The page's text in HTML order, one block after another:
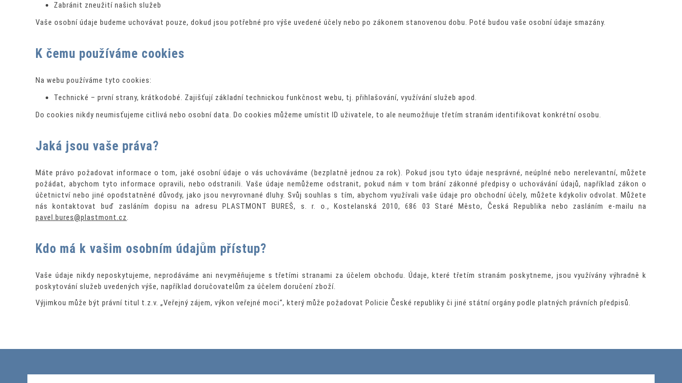
Zabránit zneužití našich služeb
Vaše osobní údaje budeme uchovávat pouze, dokud jsou potřebné pro výše uvedené účely nebo po zákonem stanovenou dobu. Poté budou vaše osobní údaje smazány.
K čemu používáme cookies
Na webu používáme tyto cookies:
Technické – první strany, krátkodobé. Zajišťují základní technickou funkčnost webu, tj. přihlašování, využívání služeb apod.
Do cookies nikdy neumisťujeme citlivá nebo osobní data. Do cookies můžeme umístit ID uživatele, to ale neumožňuje třetím stranám identifikovat konkrétní osobu.
Jaká jsou vaše práva?
Máte právo požadovat informace o tom, jaké osobní údaje o vás uchováváme (bezplatně jednou za rok). Pokud jsou tyto údaje nesprávné, neúplné nebo nerelevantní, můžete
požádat, abychom tyto informace opravili, nebo odstranili. Vaše údaje nemůžeme odstranit, pokud nám v tom brání zákonné předpisy o uchovávání údajů, například zákon o
účetnictví nebo jiné opodstatněné důvody, jako jsou nevyrovnané dluhy. Svůj souhlas s tím, abychom využívali vaše údaje pro obchodní účely, můžete kdykoliv odvolat. Můžete
nás kontaktovat buď zasláním dopisu na adresu PLASTMONT BUREŠ, s. r. o., Kostelanská 2010, 686 03 Staré Město, Česká Republika nebo zasláním e-mailu na
pavel.bures@plastmont.cz.
Kdo má k vašim osobním údajům přístup?
Vaše údaje nikdy neposkytujeme, neprodáváme ani nevyměňujeme s třetími stranami za účelem obchodu. Údaje, které třetím stranám poskytneme, jsou využívány výhradně k
poskytování služeb uvedených výše, například doručovatelům za účelem doručení zboží.
Výjimkou může být právní titul t.z.v. „Veřejný zájem, výkon veřejné moci“, který může požadovat Policie České republiky či jiné státní orgány podle platných právních předpisů.